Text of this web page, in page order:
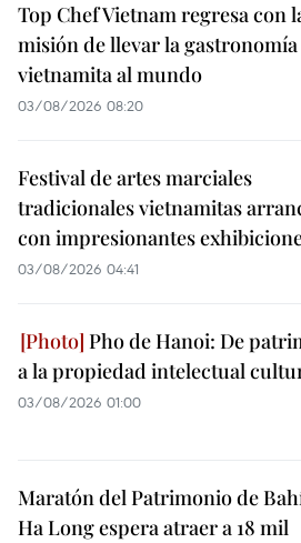
Top Chef Vietnam regresa con
misión de llevar la gastronomía
vietnamita al mundo
03/08/2026 08:20
Festival de artes marciales
tradicionales vietnamitas
con impresionantes
03/08/2026 04:41
Pho de Hanoi: De
a la propiedad intelectual
03/08/2026 01:00
Maratón del Patrimonio de
Ha Long espera atraer a 18 mil